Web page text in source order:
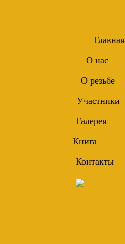
Главная
О нас
О резьбе
Участники
Галерея
Книга
Контакты